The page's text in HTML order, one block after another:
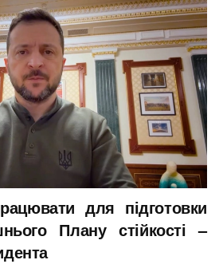
для підготовки
Плану стійкості –